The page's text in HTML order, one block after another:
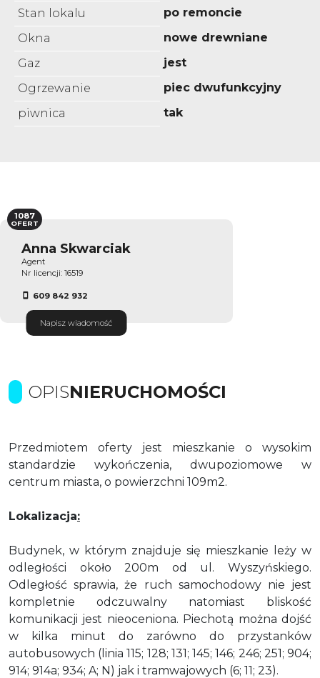
Stan lokalu
po remoncie
Okna
nowe drewniane
Gaz
jest
Ogrzewanie
piec dwufunkcyjny
piwnica
tak
Anna Skwarciak
Agent
Nr licencji: 16519
609 842 932
Napisz wiadomość
1087
OFERT
OPISNIERUCHOMOŚCI
Przedmiotem oferty jest mieszkanie o wysokim
standardzie wykończenia, dwupoziomowe w
centrum miasta, o powierzchni 109m2.
Lokalizacja:
Budynek, w którym znajduje się mieszkanie leży w
odległości około 200m od ul. Wyszyńskiego.
Odległość sprawia, że ruch samochodowy nie jest
kompletnie odczuwalny natomiast bliskość
komunikacji jest nieoceniona. Piechotą można dojść
w kilka minut do zarówno do przystanków
autobusowych (linia 115; 128; 131; 145; 146; 246; 251; 904;
914; 914a; 934; A; N) jak i tramwajowych (6; 11; 23).